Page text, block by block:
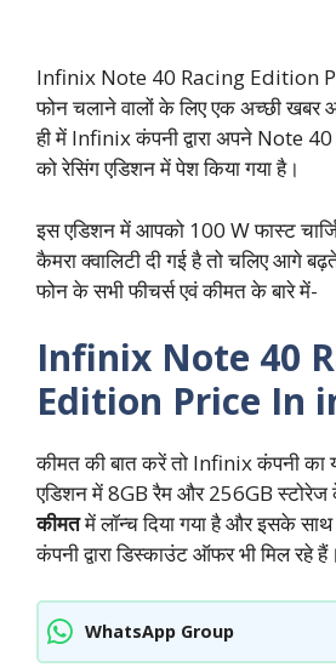
Infinix Note 40 Racing Edition
फोन चलाने वालों के लिए एक अच्छी
ही में Infinix कंपनी द्वारा अपने Note
को रेसिंग एडिशन में पेश किया गया है।
इस एडिशन में आपको 100 W फास्ट
कैमरा क्वालिटी दी गई है तो चलिए आगे
फोन के सभी फीचर्स एवं कीमत के बारे में-
Infinix Note 40
Edition Price In
कीमत की बात करें तो Infinix कंपनी का
एडिशन में 8GB रैम और 256GB
कीमतमें लॉन्च दिया गया है और इसके
कंपनी द्वारा डिस्काउंट ऑफर भी मिल रहे हैं।
WhatsApp Group